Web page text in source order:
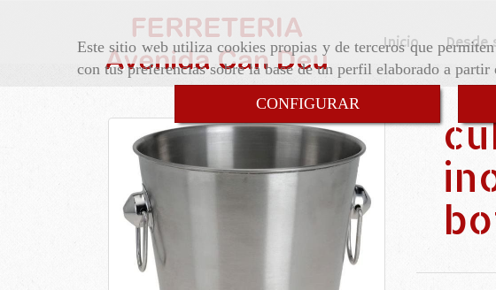
Este sitio web utiliza cookies propias y de terceros que
con tus preferencias sobre la base de un perfil elaborado a
CONFIGURAR
Inicio Desde